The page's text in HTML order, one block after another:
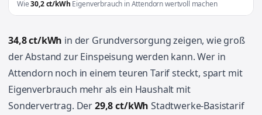
Wie30,2 ct/kWh Eigenverbrauch in Attendorn wertvoll machen
34,8 ct/kWh in der Grundversorgung zeigen, wie groß
der Abstand zur Einspeisung werden kann. Wer in
Attendorn noch in einem teuren Tarif steckt, spart mit
Eigenverbrauch mehr als ein Haushalt mit
Sondervertrag. Der29,8 ct/kWh Stadtwerke-Basistarif